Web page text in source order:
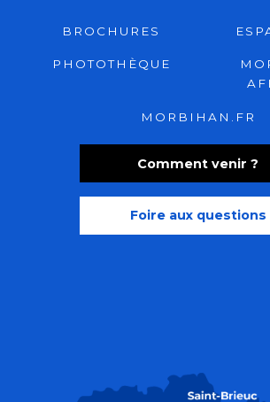
Comment venir ?
Foire aux questions
BROCHURES
PHOTOTHÈQUE
MORBIHAN.FR